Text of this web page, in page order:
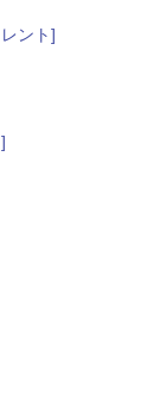
ント]